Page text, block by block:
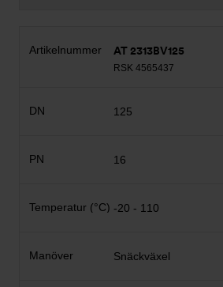
AT 2313BV125
RSK 4565437
125
16
-20 - 110
Snäckväxel